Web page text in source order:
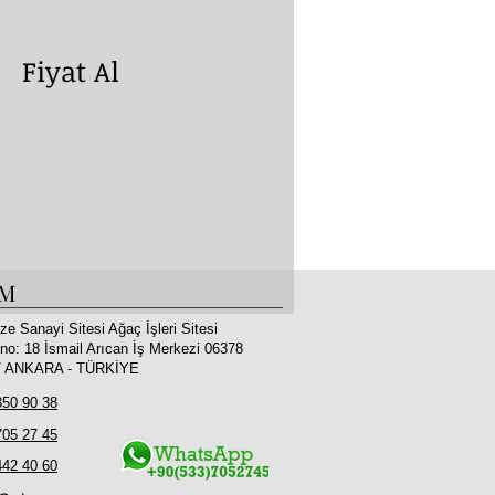
Al
Sanayi Sitesi Ağaç İşleri Sitesi
18 İsmail Arıcan İş Merkezi 06378
ANKARA - TÜRKİYE
27 45
40 60
90 38